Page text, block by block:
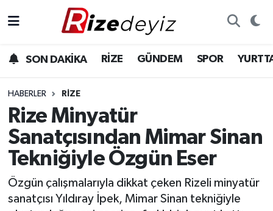
SON DAKİKA RİZE GÜNDEM SPOR
HABERLER RIZE
Rize Minyatür
Sanatçısından Mimar Sinan
Tekniğiyle Özgün Eser
Özgün çalışmalarıyla dikkat çeken Rizeli minyatür
sanatçısı Yıldıray İpek, Mimar Sinan tekniğiyle
Gündem
Yurttan Haberler
Ekonomi
Teknoloji
Sağlık
Rize Hava Durumu
Rize Trafik Yoğunluk Haritası
Süper Lig Puan Durumu ve Fikstür
Tüm Manşetler
Son Dakika Haberleri